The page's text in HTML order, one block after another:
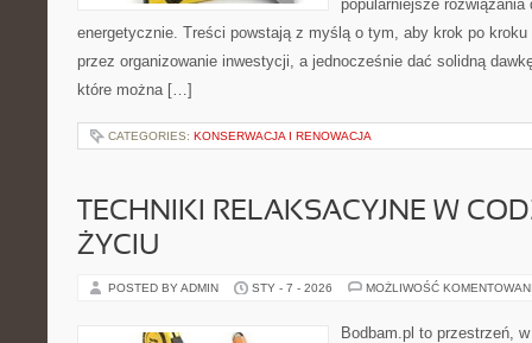
popularniejsze
energetycznie. Treści powstają z myślą o tym, aby krok po
przez organizowanie inwestycji, a jednocześnie dać solidną
które można […]
CATEGORIES: KONSERWACJA I RENOWACJA
TECHNIKI RELAKSACYJNE W
ŻYCIU
POSTED BY ADMIN STY - 7 - 2026 MOŻLIWOŚĆ
Bodbam.pl to przestrzeń,